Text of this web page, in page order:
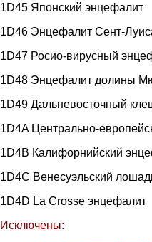
1D45 Японский энцефалит
1D46 Энцефалит Сент-
1D47 Росио-вирусный
1D48 Энцефалит долины
1D49 Дальневосточный
1D4A Центрально-
1D4B Калифорнийский
1D4C Венесуэльский
1D4D La Crosse энцефалит
Исключены: